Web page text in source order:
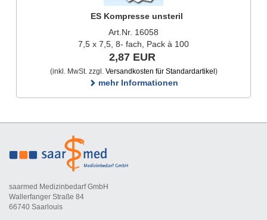
ES Kompresse unsteril
Art.Nr. 16058
7,5 x 7,5, 8- fach, Pack à 100
2,87 EUR
(inkl. MwSt. zzgl. Versandkosten für Standardartikel)
mehr Informationen
saarmed Medizinbedarf GmbH
Wallerfanger Straße 84
66740 Saarlouis